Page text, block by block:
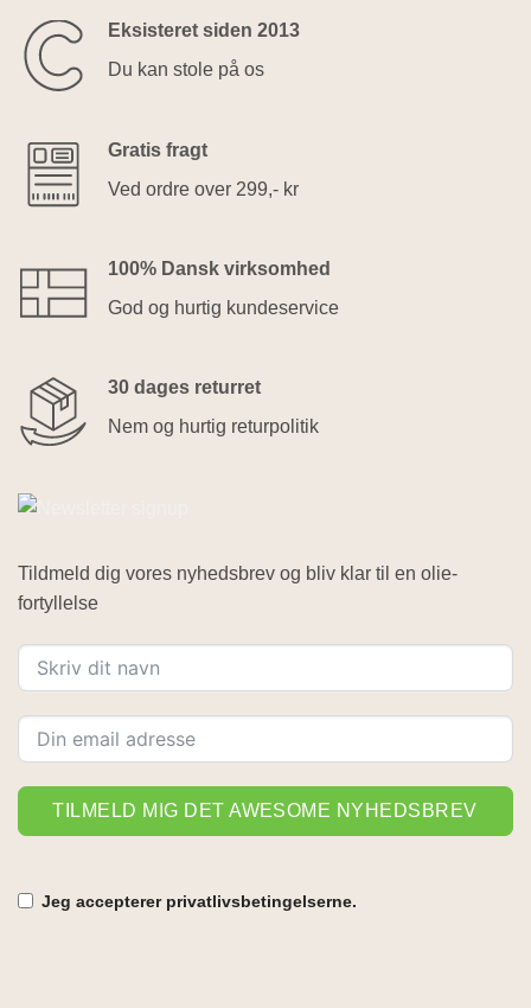
Eksisteret siden 2013
Du kan stole på os
Gratis fragt
Ved ordre over 299,- kr
100% Dansk virksomhed
God og hurtig kundeservice
30 dages returret
Nem og hurtig returpolitik
Tildmeld dig vores nyhedsbrev og bliv klar til en olie-
fortyllelse
TILMELD MIG DET AWESOME NYHEDSBREV
Jeg accepterer privatlivsbetingelserne.